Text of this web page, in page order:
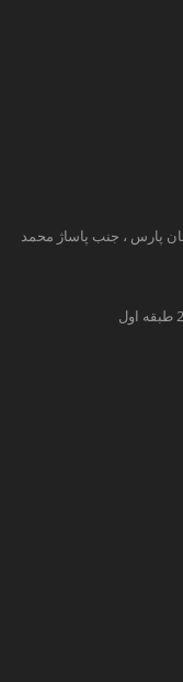
پارس ، جنب پاساژ محمد